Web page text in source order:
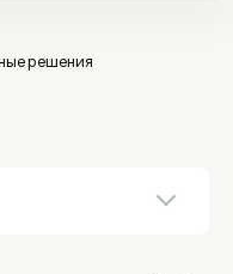
решения